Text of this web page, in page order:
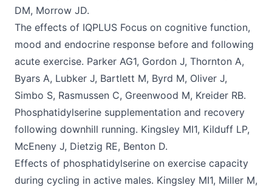
DM, Morrow JD.
The effects of IQPLUS Focus on cognitive function,
mood and endocrine response before and following
acute exercise. Parker AG1, Gordon J, Thornton A,
Byars A, Lubker J, Bartlett M, Byrd M, Oliver J,
Simbo S, Rasmussen C, Greenwood M, Kreider RB.
Phosphatidylserine supplementation and recovery
following downhill running. Kingsley MI1, Kilduff LP,
McEneny J, Dietzig RE, Benton D.
Effects of phosphatidylserine on exercise capacity
during cycling in active males. Kingsley MI1, Miller M,